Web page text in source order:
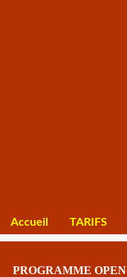
Accueil TARIFS
PROGRAMME